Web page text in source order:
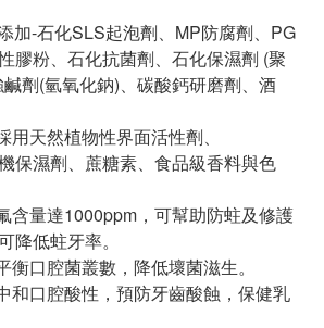
加-石化SLS起泡劑、MP防腐劑、PG
膠粉、石化抗菌劑、石化保濕劑 (聚
劑(氫氧化鈉)、碳酸鈣研磨劑、酒
天然植物性界面活性劑、
保濕劑、蔗糖素、食品級香料與色
含量達1000ppm，可幫助防蛀及修護
降低蛀牙率。
口腔菌叢數，降低壞菌滋生。
和口腔酸性，預防牙齒酸蝕，保健乳